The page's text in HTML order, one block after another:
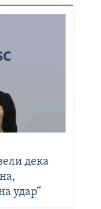
дека
удар“